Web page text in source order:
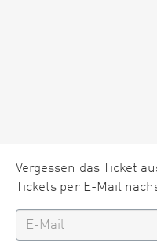
Vergessen das Ticket
Tickets per E-Mail